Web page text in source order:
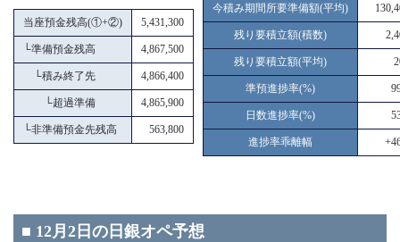
当座預金残高(①+②) 5,431,300
└準備預金残高 4,867,500
└積み終了先 4,866,400
└超過準備 4,865,900
└非準備預金先残高 563,800
今積み期間所要準備額(平均)
残り要積立額(積数)
残り要積立額(平均)
準預進捗率(%)
日数進捗率(%)
進捗率乖離幅
■ 12月2日の日銀オペ予想